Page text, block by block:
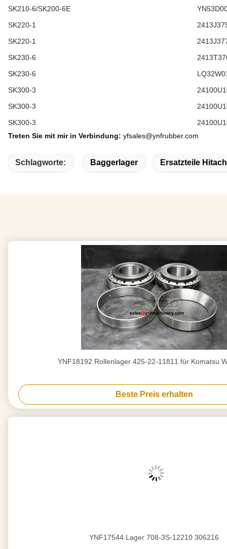
SK210-6/SK200-6E
SK220-1
SK220-1
SK230-6
SK230-6
SK300-3
SK300-3
SK300-3
Treten Sie mit mir in Verbindung: yfsales@ynfrubber.com
Schlagworte: Baggerlager Ersatzteile
YNF18192 Rollenlager 425-22-11811 für Komatsu
Beste Preis erhalten
YNF17544 Lager 708-3S-12210 306216